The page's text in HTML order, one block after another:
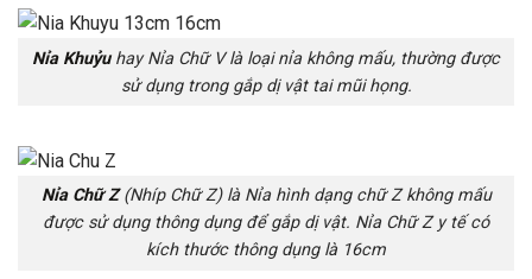
Nỉa Khuỷuhay Nỉa Chữ V là loại nỉa không mấu, thường được
sử dụng trong gắp dị vật tai mũi họng.
Nỉa Chữ Z(Nhíp Chữ Z) là Nỉa hình dạng chữ Z không mấu
được sử dụng thông dụng để gắp dị vật. Nỉa Chữ Z y tế có
kích thước thông dụng là 16cm